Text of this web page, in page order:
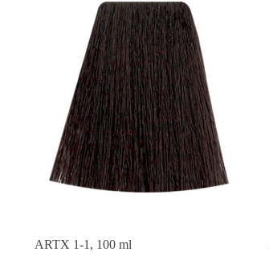
ARTX 1-1, 100 ml